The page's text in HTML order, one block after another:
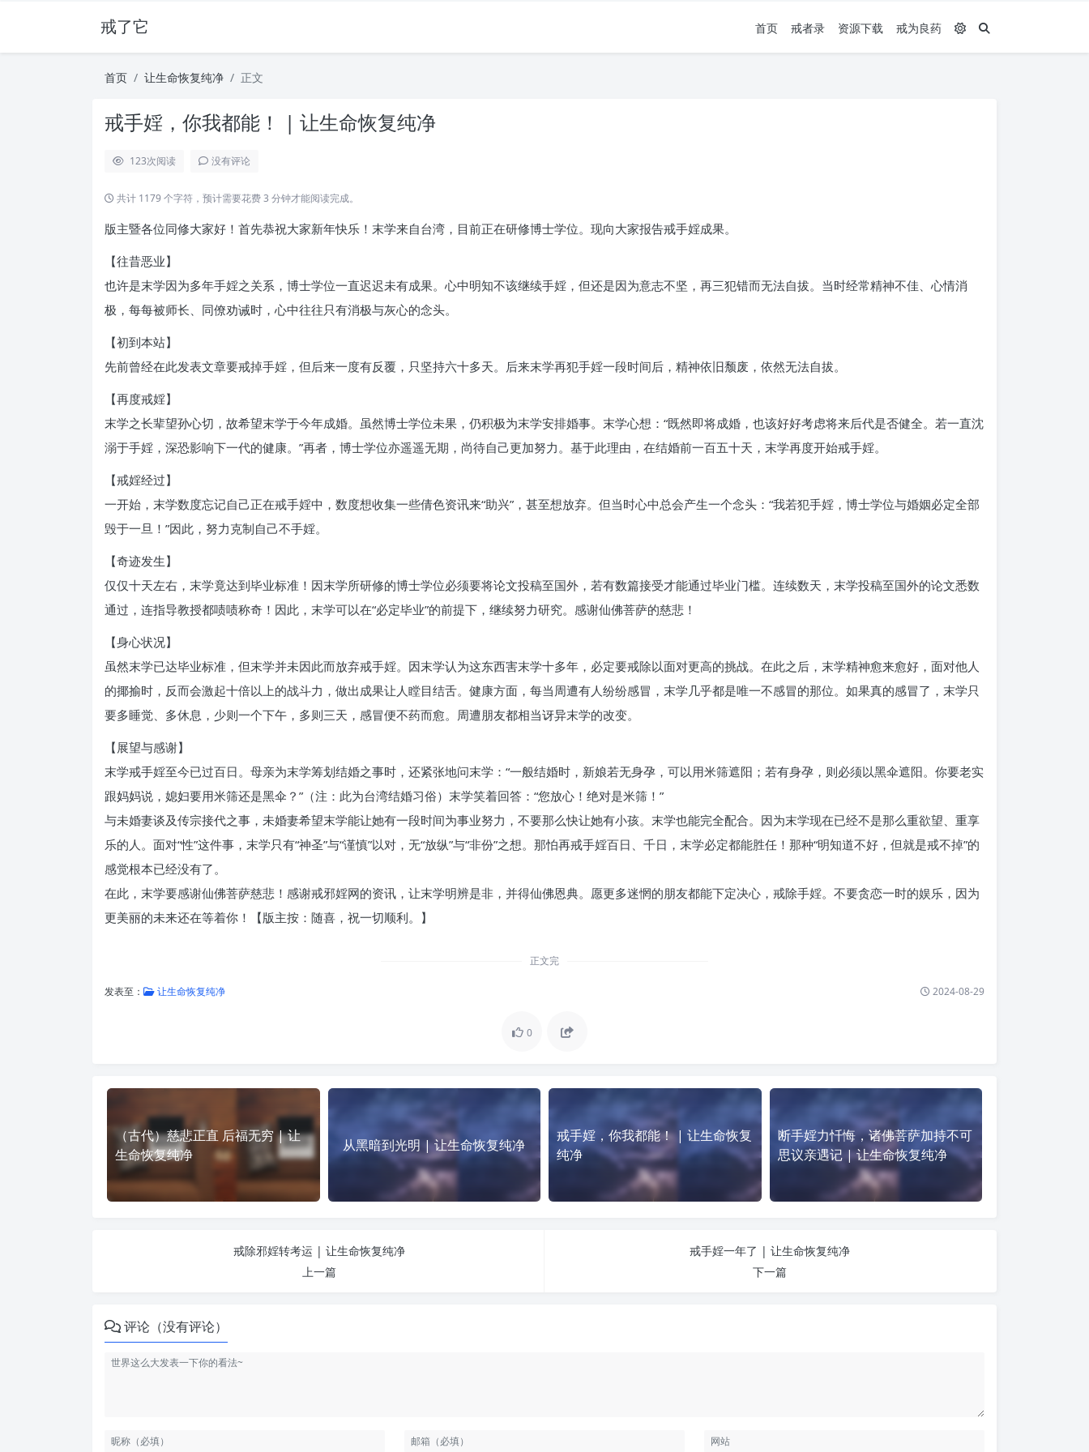
戒了它 首页 戒者录 资源下载 戒为良药
首页 让生命恢复纯净 正文
戒手婬，你我都能！ | 让生命恢复纯净
123次阅读 没有评论
共计 1179 个字符，预计需要花费 3 分钟才能阅读完成。
版主暨各位同修大家好！首先恭祝大家新年快乐！末学来自台湾，目前正在研修博士学位。现向大家报告戒手婬成果。
【往昔恶业】
也许是末学因为多年手婬之关系，博士学位一直迟迟未有成果。心中明知不该继续手婬，但还是因为意志不坚，再三犯错而无法自拔。当时经常精神不佳、心情消
极，每每被师长、同僚劝诫时，心中往往只有消极与灰心的念头。
【初到本站】
先前曾经在此发表文章要戒掉手婬，但后来一度有反覆，只坚持六十多天。后来末学再犯手婬一段时间后，精神依旧颓废，依然无法自拔。
【再度戒婬】
末学之长辈望孙心切，故希望末学于今年成婚。虽然博士学位未果，仍积极为末学安排婚事。末学心想：“既然即将成婚，也该好好考虑将来后代是否健全。若一直沈
溺于手婬，深恐影响下一代的健康。”再者，博士学位亦遥遥无期，尚待自己更加努力。基于此理由，在结婚前一百五十天，末学再度开始戒手婬。
【戒婬经过】
一开始，末学数度忘记自己正在戒手婬中，数度想收集一些倩色资讯来“助兴”，甚至想放弃。但当时心中总会产生一个念头：“我若犯手婬，博士学位与婚姻必定全部
毁于一旦！”因此，努力克制自己不手婬。
【奇迹发生】
仅仅十天左右，末学竟达到毕业标准！因末学所研修的博士学位必须要将论文投稿至国外，若有数篇接受才能通过毕业门槛。连续数天，末学投稿至国外的论文悉数
通过，连指导教授都啧啧称奇！因此，末学可以在“必定毕业”的前提下，继续努力研究。感谢仙佛菩萨的慈悲！
【身心状况】
虽然末学已达毕业标准，但末学并未因此而放弃戒手婬。因末学认为这东西害末学十多年，必定要戒除以面对更高的挑战。在此之后，末学精神愈来愈好，面对他人
的揶揄时，反而会激起十倍以上的战斗力，做出成果让人瞠目结舌。健康方面，每当周遭有人纷纷感冒，末学几乎都是唯一不感冒的那位。如果真的感冒了，末学只
要多睡觉、多休息，少则一个下午，多则三天，感冒便不药而愈。周遭朋友都相当讶异末学的改变。
【展望与感谢】
末学戒手婬至今已过百日。母亲为末学筹划结婚之事时，还紧张地问末学：“一般结婚时，新娘若无身孕，可以用米筛遮阳；若有身孕，则必须以黑伞遮阳。你要老实
跟妈妈说，媳妇要用米筛还是黑伞？”（注：此为台湾结婚习俗）末学笑着回答：“您放心！绝对是米筛！”
与未婚妻谈及传宗接代之事，未婚妻希望末学能让她有一段时间为事业努力，不要那么快让她有小孩。末学也能完全配合。因为末学现在已经不是那么重欲望、重享
乐的人。面对“性”这件事，末学只有“神圣”与“谨慎”以对，无“放纵”与“非份”之想。那怕再戒手婬百日、千日，末学必定都能胜任！那种“明知道不好，但就是戒不掉”的
感觉根本已经没有了。
在此，末学要感谢仙佛菩萨慈悲！感谢戒邪婬网的资讯，让末学明辨是非，并得仙佛恩典。愿更多迷惘的朋友都能下定决心，戒除手婬。不要贪恋一时的娱乐，因为
更美丽的未来还在等着你！【版主按：随喜，祝一切顺利。】
正文完
发表至： 让生命恢复纯净 2024-08-29
0
（古代）慈悲正直 后福无穷 | 让
生命恢复纯净
从黑暗到光明 | 让生命恢复纯净
戒手婬，你我都能！ | 让生命恢复
纯净
断手婬力忏悔，诸佛菩萨加持不可
思议亲遇记 | 让生命恢复纯净
戒除邪婬转考运 | 让生命恢复纯净
上一篇
戒手婬一年了 | 让生命恢复纯净
下一篇
评论（没有评论）